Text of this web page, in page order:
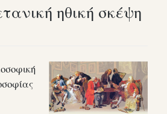
ηθική σκέψη